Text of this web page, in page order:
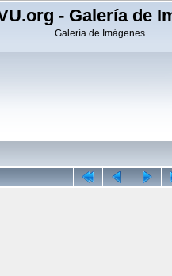
- Galería de
Galería de Imágenes